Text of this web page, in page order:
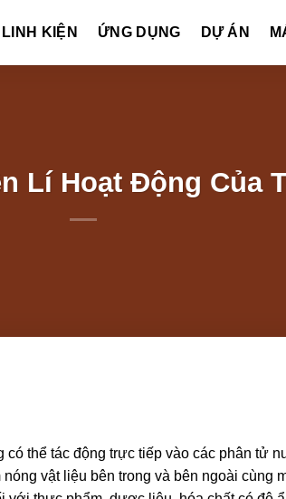
LINH KIỆN ỨNG DỤNG DỰ ÁN
Lí Hoạt Động Của
có thể tác động trực tiếp vào các phân tử
vật liệu bên trong và bên ngoài cùng